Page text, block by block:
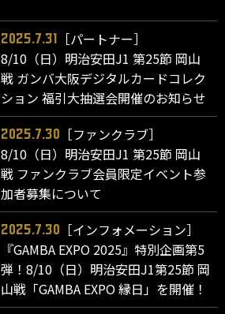
2025.7.31
［パートナー］
8/10（日）明治安田J1 第25節 岡山
戦 ガンバ大阪デジタルカードコレク
ション 福引大抽選会開催のお知らせ
2025.7.30
［ファンクラブ］
8/10（日）明治安田J1 第25節 岡山
戦 ファンクラブ会員限定イベント参
加者募集について
2025.7.30
［インフォメーション］
『GAMBA EXPO 2025』特別企画第5
弾！8/10（日）明治安田J1第25節 岡
山戦「GAMBA EXPO 縁日」を開催！